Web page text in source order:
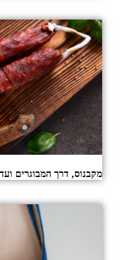
מקבנוס, דרך המבוגרים